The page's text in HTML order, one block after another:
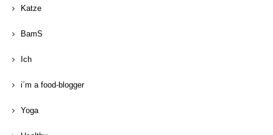
Katze
BamS
Ich
i´m a food-blogger
Yoga